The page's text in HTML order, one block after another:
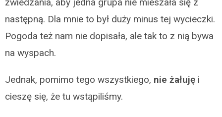
następną. Dla mnie to był duży minus tej wycieczki.
Pogoda też nam nie dopisała, ale tak to z nią bywa
na wyspach.
Jednak, pomimo tego wszystkiego, nie żałuję i
cieszę się, że tu wstąpiliśmy.